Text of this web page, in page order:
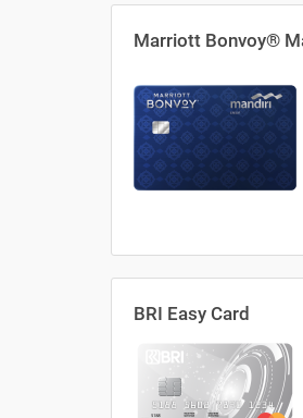
Marriott Bonvoy®
BRI Easy Card